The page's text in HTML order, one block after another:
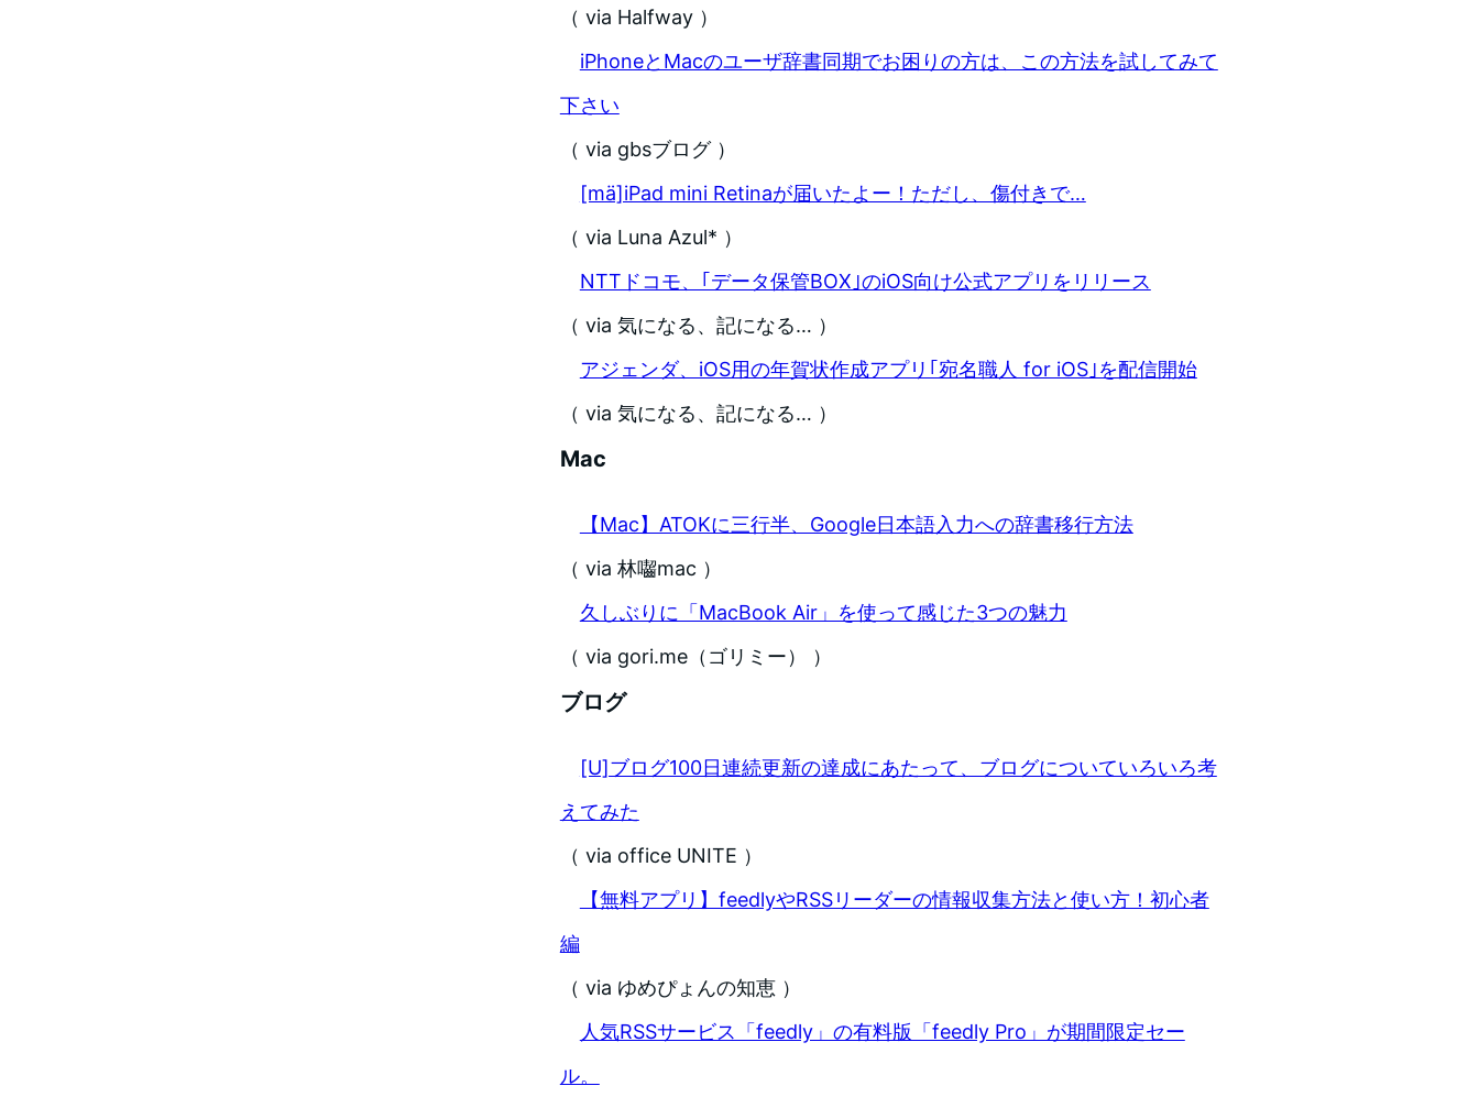
（ via Halfway ）
iPhoneとMacのユーザ辞書同期でお困りの方は、この方法を試してみて
下さい
（ via gbsブログ ）
[mä]iPad mini Retinaが届いたよー！ただし、傷付きで…
（ via Luna Azul* ）
NTTドコモ、｢データ保管BOX｣のiOS向け公式アプリをリリース
（ via 気になる、記になる… ）
アジェンダ、iOS用の年賀状作成アプリ｢宛名職人 for iOS｣を配信開始
（ via 気になる、記になる… ）
Mac
【Mac】ATOKに三行半、Google日本語入力への辞書移行方法
（ via 林囓mac ）
久しぶりに「MacBook Air」を使って感じた3つの魅力
（ via gori.me（ゴリミー） ）
ブログ
[U]ブログ100日連続更新の達成にあたって、ブログについていろいろ考
えてみた
（ via office UNITE ）
【無料アプリ】feedlyやRSSリーダーの情報収集方法と使い方！初心者
編
（ via ゆめぴょんの知恵 ）
人気RSSサービス「feedly」の有料版「feedly Pro」が期間限定セー
ル。